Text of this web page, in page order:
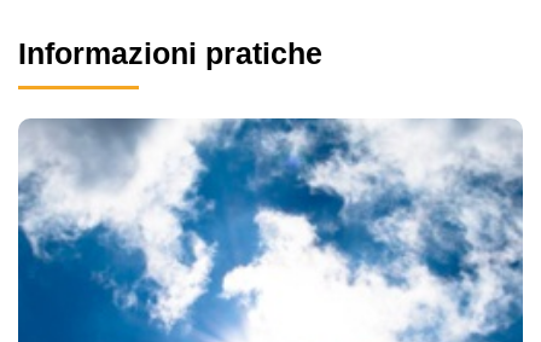
Informazioni pratiche